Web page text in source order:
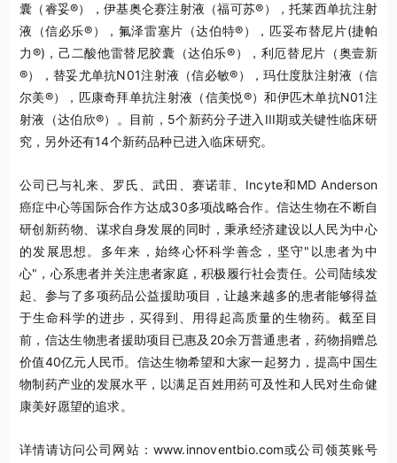
囊（睿妥®），伊基奥仑赛注射液（福可苏®），托莱西单抗注射
液（信必乐®），氟泽雷塞片（达伯特®），匹妥布替尼片(捷帕
力®)，己二酸他雷替尼胶囊（达伯乐®），利厄替尼片（奥壹新
®），替妥尤单抗N01注射液（信必敏®），玛仕度肽注射液（信
尔美®），匹康奇拜单抗注射液（信美悦®）和伊匹木单抗N01注
射液（达伯欣®）。目前，5个新药分子进入III期或关键性临床研
究，另外还有14个新药品种已进入临床研究。
公司已与礼来、罗氏、武田、赛诺菲、Incyte和MD Anderson
癌症中心等国际合作方达成30多项战略合作。信达生物在不断自
研创新药物、谋求自身发展的同时，秉承经济建设以人民为中心
的发展思想。多年来，始终心怀科学善念，坚守"以患者为中
心"，心系患者并关注患者家庭，积极履行社会责任。公司陆续发
起、参与了多项药品公益援助项目，让越来越多的患者能够得益
于生命科学的进步，买得到、用得起高质量的生物药。截至目
前，信达生物患者援助项目已惠及20余万普通患者，药物捐赠总
价值40亿元人民币。信达生物希望和大家一起努力，提高中国生
物制药产业的发展水平，以满足百姓用药可及性和人民对生命健
康美好愿望的追求。
详情请访问公司网站：www.innoventbio.com或公司领英账号